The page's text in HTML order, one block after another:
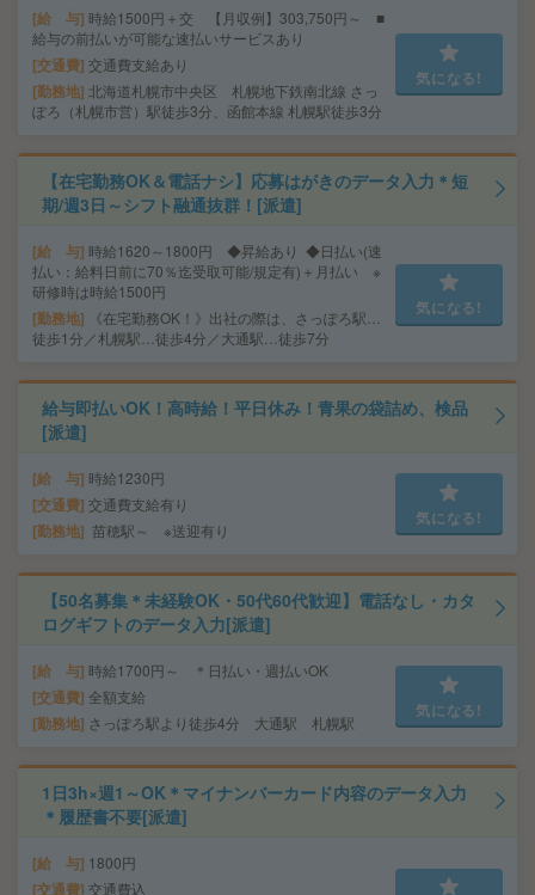
給 与 時給1500円＋交 【月収例】303,750円～ ■
給与の前払いが可能な速払いサービスあり
交通費 交通費支給あり
勤務地 北海道札幌市中央区 札幌地下鉄南北線 さっ
ぽろ（札幌市営）駅徒歩3分、函館本線 札幌駅徒歩3分
気になる!
【在宅勤務OK＆電話ナシ】応募はがきのデータ入力＊短
期/週3日～シフト融通抜群！[派遣]
給 与 時給1620～1800円 ◆昇給あり ◆日払い(速
払い：給料日前に70％迄受取可能/規定有)＋月払い ※
研修時は時給1500円
勤務地
《在宅勤務OK！》出社の際は、さっぽろ駅…
徒歩1分／札幌駅…徒歩4分／大通駅…徒歩7分
気になる!
給与即払いOK！高時給！平日休み！青果の袋詰め、検品
[派遣]
給 与 時給1230円
交通費 交通費支給有り
勤務地 苗穂駅～ ※送迎有り
気になる!
【50名募集＊未経験OK・50代60代歓迎】電話なし・カタ
ログギフトのデータ入力[派遣]
給 与 時給1700円～ ＊日払い・週払いOK
交通費 全額支給
勤務地 さっぽろ駅より徒歩4分 大通駅 札幌駅
気になる!
1日3h×週1～OK＊マイナンバーカード内容のデータ入力
＊履歴書不要[派遣]
給 与 1800円
交通費 交通費込